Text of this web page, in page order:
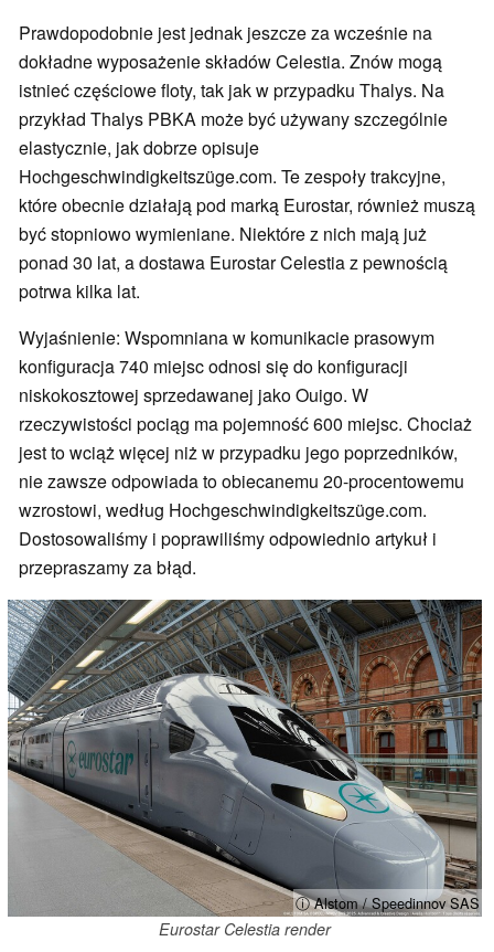
Prawdopodobnie jest jednak jeszcze za wcześnie na
dokładne wyposażenie składów Celestia. Znów mogą
istnieć częściowe floty, tak jak w przypadku Thalys. Na
przykład Thalys PBKA może być używany szczególnie
elastycznie, jak dobrze opisuje
Hochgeschwindigkeitszüge.com. Te zespoły trakcyjne,
które obecnie działają pod marką Eurostar, również muszą
być stopniowo wymieniane. Niektóre z nich mają już
ponad 30 lat, a dostawa Eurostar Celestia z pewnością
potrwa kilka lat.
Wyjaśnienie: Wspomniana w komunikacie prasowym
konfiguracja 740 miejsc odnosi się do konfiguracji
niskokosztowej sprzedawanej jako Ouigo. W
rzeczywistości pociąg ma pojemność 600 miejsc. Chociaż
jest to wciąż więcej niż w przypadku jego poprzedników,
nie zawsze odpowiada to obiecanemu 20-procentowemu
wzrostowi, według Hochgeschwindigkeitszüge.com.
Dostosowaliśmy i poprawiliśmy odpowiednio artykuł i
przepraszamy za błąd.
ⓘ Alstom / Speedinnov SAS
Eurostar Celestia render